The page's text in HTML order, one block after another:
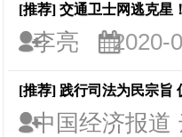
[推荐] 交通卫士网逃克星
李亮 2020-
[推荐] 践行司法为民宗旨
中国经济报道